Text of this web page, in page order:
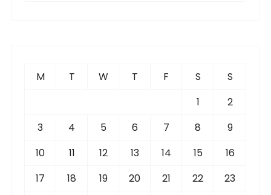
M T W T F S
S
1
2
3
4 5 6 7 8
9
10
11 12 13 14 15
16
17
18 19 20 21 22
23